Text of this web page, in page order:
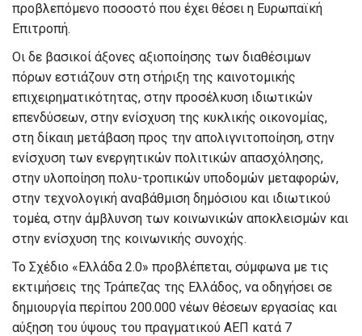
προβλεπόμενο ποσοστό που έχει θέσει η Ευρωπαϊκή
Επιτροπή.
Οι δε βασικοί άξονες αξιοποίησης των διαθέσιμων
πόρων εστιάζουν στη στήριξη της καινοτομικής
επιχειρηματικότητας, στην προσέλκυση ιδιωτικών
επενδύσεων, στην ενίσχυση της κυκλικής οικονομίας,
στη δίκαιη μετάβαση προς την απολιγνιτοποίηση, στην
ενίσχυση των ενεργητικών πολιτικών απασχόλησης,
στην υλοποίηση πολυ-τροπικών υποδομών μεταφορών,
στην τεχνολογική αναβάθμιση δημόσιου και ιδιωτικού
τομέα, στην άμβλυνση των κοινωνικών αποκλεισμών και
στην ενίσχυση της κοινωνικής συνοχής.
Το Σχέδιο «Ελλάδα 2.0» προβλέπεται, σύμφωνα με τις
εκτιμήσεις της Τράπεζας της Ελλάδος, να οδηγήσει σε
δημιουργία περίπου 200.000 νέων θέσεων εργασίας και
αύξηση του ύψους του πραγματικού ΑΕΠ κατά 7